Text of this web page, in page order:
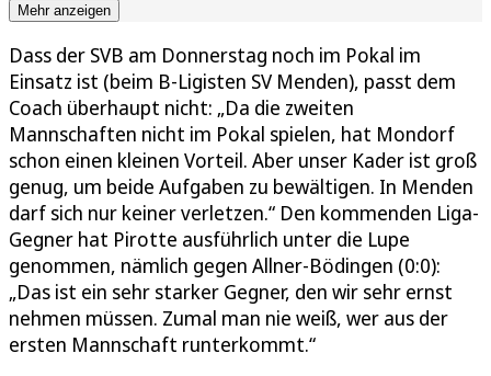
Mehr anzeigen
Dass der SVB am Donnerstag noch im Pokal im
Einsatz ist (beim B-Ligisten SV Menden), passt dem
Coach überhaupt nicht: „Da die zweiten
Mannschaften nicht im Pokal spielen, hat Mondorf
schon einen kleinen Vorteil. Aber unser Kader ist groß
genug, um beide Aufgaben zu bewältigen. In Menden
darf sich nur keiner verletzen.“ Den kommenden Liga-
Gegner hat Pirotte ausführlich unter die Lupe
genommen, nämlich gegen Allner-Bödingen (0:0):
„Das ist ein sehr starker Gegner, den wir sehr ernst
nehmen müssen. Zumal man nie weiß, wer aus der
ersten Mannschaft runterkommt.“